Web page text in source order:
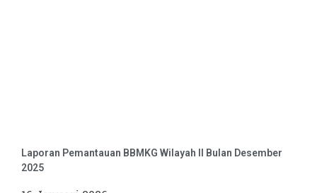
Laporan Pemantauan BBMKG Wilayah II Bulan Desember
2025